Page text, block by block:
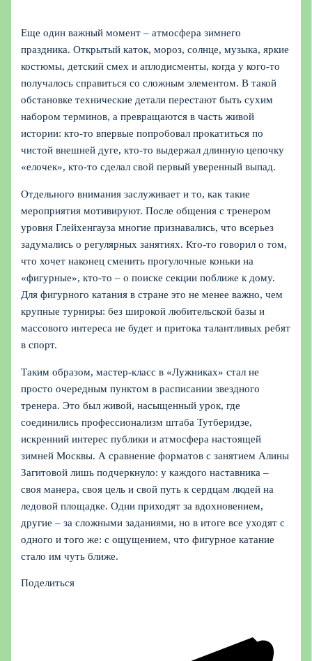
Еще один важный момент – атмосфера зимнего
праздника. Открытый каток, мороз, солнце, музыка, яркие
костюмы, детский смех и аплодисменты, когда у кого-то
получалось справиться со сложным элементом. В такой
обстановке технические детали перестают быть сухим
набором терминов, а превращаются в часть живой
истории: кто-то впервые попробовал прокатиться по
чистой внешней дуге, кто-то выдержал длинную цепочку
«елочек», кто-то сделал свой первый уверенный выпад.
Отдельного внимания заслуживает и то, как такие
мероприятия мотивируют. После общения с тренером
уровня Глейхенгауза многие признавались, что всерьез
задумались о регулярных занятиях. Кто-то говорил о том,
что хочет наконец сменить прогулочные коньки на
«фигурные», кто-то – о поиске секции поближе к дому.
Для фигурного катания в стране это не менее важно, чем
крупные турниры: без широкой любительской базы и
массового интереса не будет и притока талантливых ребят
в спорт.
Таким образом, мастер-класс в «Лужниках» стал не
просто очередным пунктом в расписании звездного
тренера. Это был живой, насыщенный урок, где
соединились профессионализм штаба Тутберидзе,
искренний интерес публики и атмосфера настоящей
зимней Москвы. А сравнение форматов с занятием Алины
Загитовой лишь подчеркнуло: у каждого наставника –
своя манера, своя цель и свой путь к сердцам людей на
ледовой площадке. Одни приходят за вдохновением,
другие – за сложными заданиями, но в итоге все уходят с
одного и того же: с ощущением, что фигурное катание
стало им чуть ближе.
Поделиться